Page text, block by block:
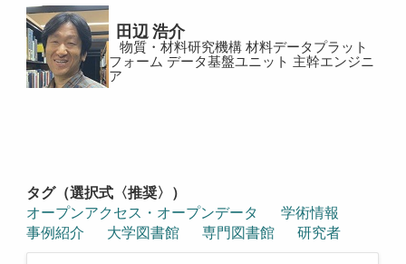
田辺 浩介
物質・材料研究機構 材料データプラット
フォーム データ基盤ユニット 主幹エンジニ
ア
タグ（選択式〈推奨〉）
オープンアクセス・オープンデータ
学術情報
事例紹介
大学図書館 専門図書館 研究者